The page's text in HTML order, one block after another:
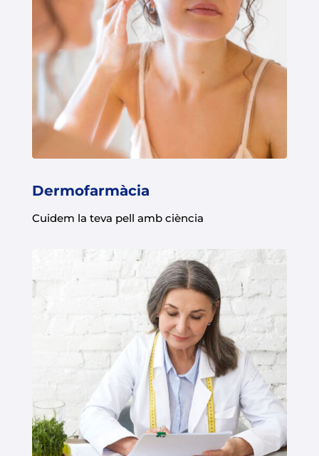
Dermofarmàcia
Cuidem la teva pell amb ciència